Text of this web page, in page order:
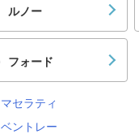
ルノー
フォード
マセラティ
ベントレー